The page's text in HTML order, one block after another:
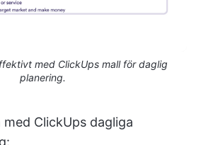
med ClickUps mall för daglig
planering.
ClickUps dagliga